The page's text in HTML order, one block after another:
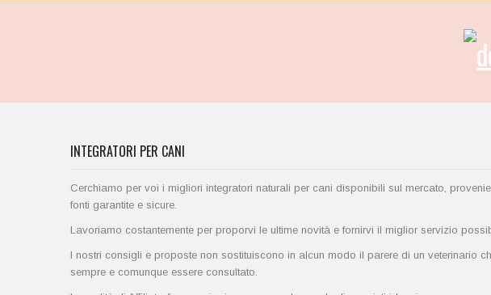
INTEGRATORI PER CANI
Cerchiamo per voi i migliori integratori naturali per cani disponibili sul mercato,
fonti garantite e sicure.
Lavoriamo costantemente per proporvi le ultime novità e fornirvi il miglior servizio
I nostri consigli e proposte non sostituiscono in alcun modo il parere di un veterinario
sempre e comunque essere consultato.